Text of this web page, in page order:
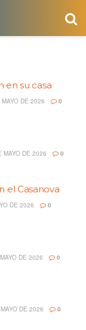
en su casa
MAYO DE 2026 0
MAYO DE 2026 0
el Casanova
DE 2026 0
DE 2026 0
DE 2026 0